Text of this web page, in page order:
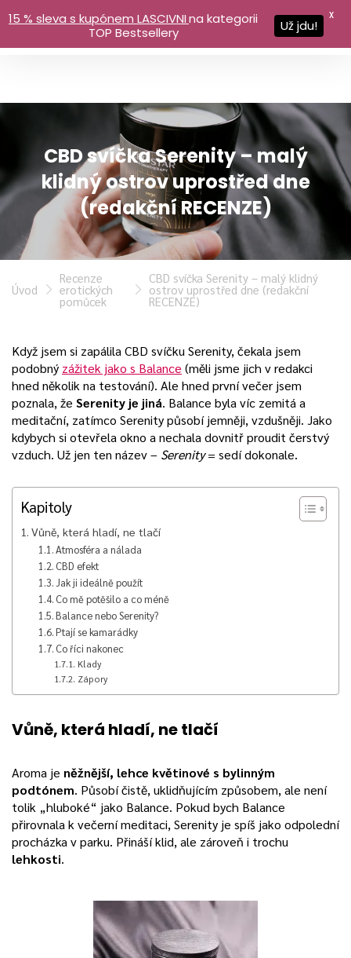
CBD svíčka Serenity – malý
klidný ostrov uprostřed dne
(redakční RECENZE)
Úvod
Recenze
erotických
pomůcek
CBD svíčka Serenity – malý klidný
ostrov uprostřed dne (redakční
RECENZE)
Když jsem si zapálila CBD svíčku Serenity, čekala jsem
podobný zážitek jako s Balance (měli jsme jich v redakci
hned několik na testování). Ale hned první večer jsem
poznala, že Serenity je jiná. Balance byla víc zemitá a
meditační, zatímco Serenity působí jemněji, vzdušněji. Jako
kdybych si otevřela okno a nechala dovnitř proudit čerstvý
vzduch. Už jen ten název – Serenity= sedí dokonale.
Kapitoly
Vůně, která hladí, ne tlačí
Atmosféra a nálada
CBD efekt
Jak ji ideálně použít
Co mě potěšilo a co méně
Balance nebo Serenity?
Ptají se kamarádky
Co říci nakonec
Klady
Zápory
Vůně, která hladí, ne tlačí
Aroma je něžnější, lehce květinové s bylinným
podtónem. Působí čistě, uklidňujícím způsobem, ale není
tolik „hluboké“ jako Balance. Pokud bych Balance
přirovnala k večerní meditaci, Serenity je spíš jako odpolední
procházka v parku. Přináší klid, ale zároveň i trochu
lehkosti.
15 % sleva s kupónem LASCIVNIna kategorii
TOP Bestsellery
Už jdu!
X